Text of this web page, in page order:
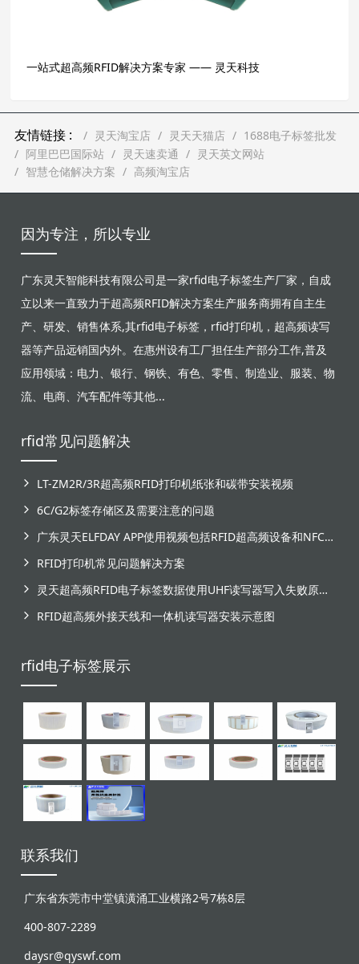
一站式超高频RFID解决方案专家 —— 灵天科技
友情链接 : 灵天淘宝店 灵天天猫店
1688电子标签批发
阿里巴巴国际站
灵天速卖通
灵天英文网站
智慧仓储解决方案
高频淘宝店
因为专注，所以专业
广东灵天智能科技有限公司是一家rfid电子标签生产厂家，自成
立以来一直致力于超高频RFID解决方案生产服务商拥有自主生
产、研发、销售体系,其rfid电子标签，rfid打印机，超高频读写
器等产品远销国内外。在惠州设有工厂担任生产部分工作,普及
应用领域：电力、银行、钢铁、有色、零售、制造业、服装、物
流、电商、汽车配件等其他...
rfid常见问题解决
LT-ZM2R/3R超高频RFID打印机纸张和碳带安装视频
6C/G2标签存储区及需要注意的问题
广东灵天ELFDAY APP使用视频包括RFID超高频设备和NFC芯片标签感应
RFID打印机常见问题解决方案
灵天超高频RFID电子标签数据使用UHF读写器写入失败原因分析
RFID超高频外接天线和一体机读写器安装示意图
rfid电子标签展示
联系我们
广东省东莞市中堂镇潢涌工业横路2号7栋8层
400-807-2289
daysr@qyswf.com